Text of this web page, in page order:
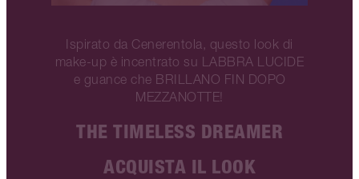
Ispirato da Cenerentola, questo look di
make-up è incentrato su LABBRA LUCIDE
e guance che BRILLANO FIN DOPO
MEZZANOTTE!
THE TIMELESS DREAMER
ACQUISTA IL LOOK